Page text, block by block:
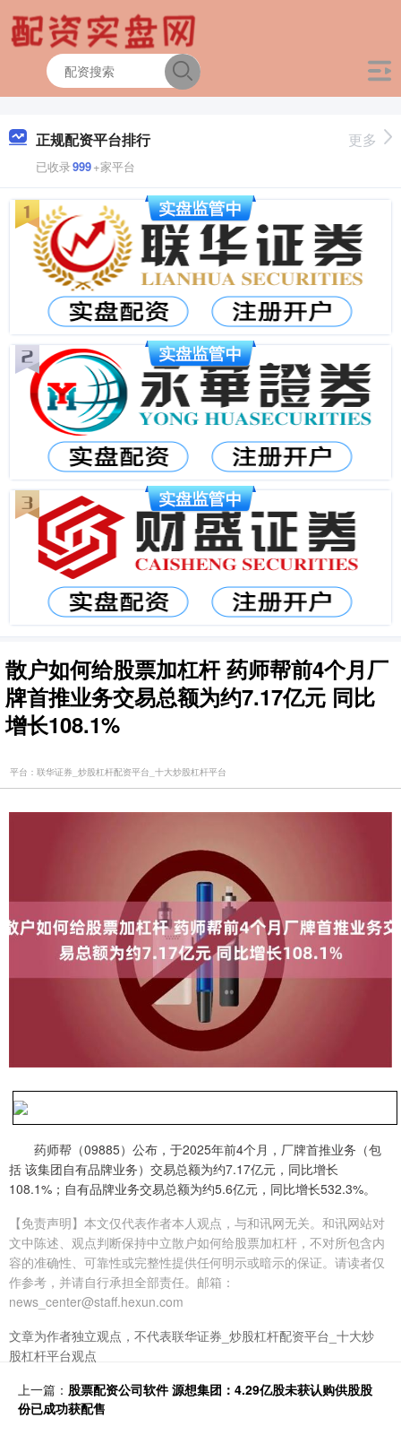
正规配资平台排行
已收录999+家平台
更多
散户如何给股票加杠杆 药师帮前4个月厂
牌首推业务交易总额为约7.17亿元 同比
增长108.1%
平台：联华证券_炒股杠杆配资平台_十大炒股杠杆平台
药师帮（09885）公布，于2025年前4个月，厂牌首推业务（包
括 该集团自有品牌业务）交易总额为约7.17亿元，同比增长
108.1%；自有品牌业务交易总额为约5.6亿元，同比增长532.3%。
【免责声明】本文仅代表作者本人观点，与和讯网无关。和讯网站对
文中陈述、观点判断保持中立散户如何给股票加杠杆，不对所包含内
容的准确性、可靠性或完整性提供任何明示或暗示的保证。请读者仅
作参考，并请自行承担全部责任。邮箱：
news_center@staff.hexun.com
文章为作者独立观点，不代表联华证券_炒股杠杆配资平台_十大炒
股杠杆平台观点
上一篇： 股票配资公司软件 源想集团：4.29亿股未获认购供股股
份已成功获配售